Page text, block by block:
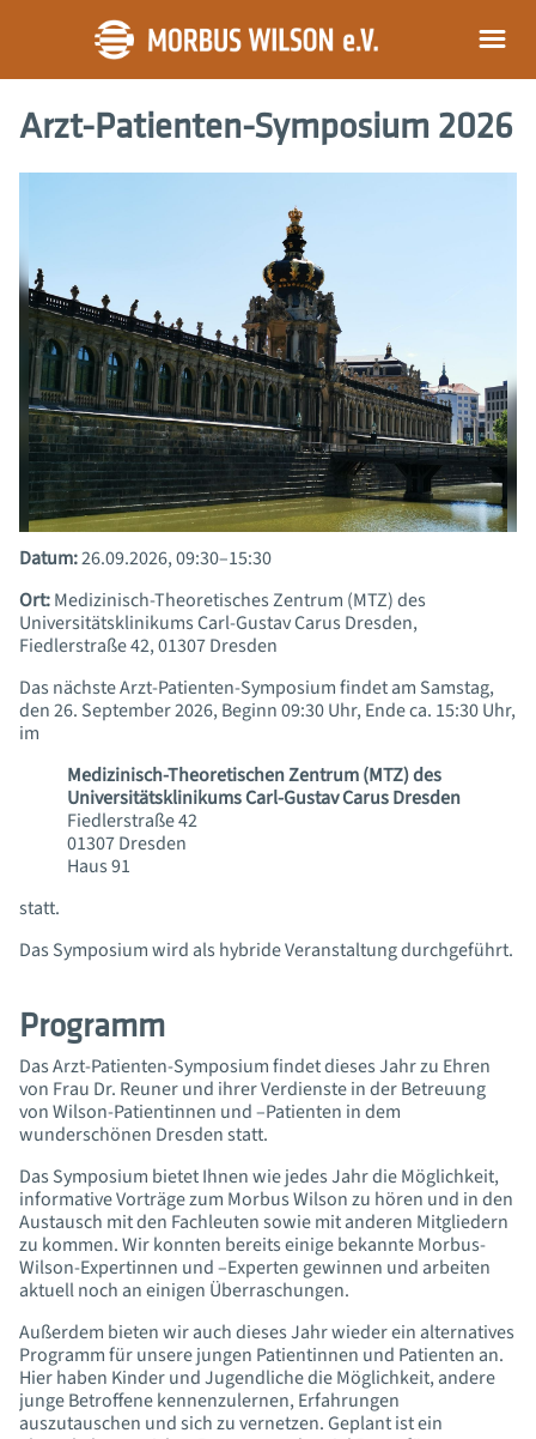
Arzt-Patienten-Symposium 2026
Datum:26.09.2026, 09:30–15:30
Ort:Medizinisch-Theoretisches Zentrum (MTZ) des
Universitätsklinikums Carl-Gustav Carus Dresden,
Fiedlerstraße 42, 01307 Dresden
Das nächste Arzt-Patienten-Symposium findet am Samstag,
den 26. September 2026, Beginn 09:30 Uhr, Ende ca. 15:30 Uhr,
im
Medizinisch-Theoretischen Zentrum (MTZ) des
Universitätsklinikums Carl-Gustav Carus Dresden
Fiedlerstraße 42
01307 Dresden
Haus 91
statt.
Das Symposium wird als hybride Veranstaltung durchgeführt.
Programm
Das Arzt-Patienten-Symposium findet dieses Jahr zu Ehren
von Frau Dr. Reuner und ihrer Verdienste in der Betreuung
von Wilson-Patientinnen und –Patienten in dem
wunderschönen Dresden statt.
Das Symposium bietet Ihnen wie jedes Jahr die Möglichkeit,
informative Vorträge zum Morbus Wilson zu hören und in den
Austausch mit den Fachleuten sowie mit anderen Mitgliedern
zu kommen. Wir konnten bereits einige bekannte Morbus-
Wilson-Expertinnen und –Experten gewinnen und arbeiten
aktuell noch an einigen Überraschungen.
Außerdem bieten wir auch dieses Jahr wieder ein alternatives
Programm für unsere jungen Patientinnen und Patienten an.
Hier haben Kinder und Jugendliche die Möglichkeit, andere
junge Betroffene kennenzulernen, Erfahrungen
auszutauschen und sich zu vernetzen. Geplant ist ein